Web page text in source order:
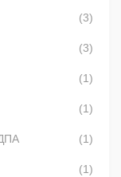
(3)
(3)
(1)
(1)
(1)
(1)